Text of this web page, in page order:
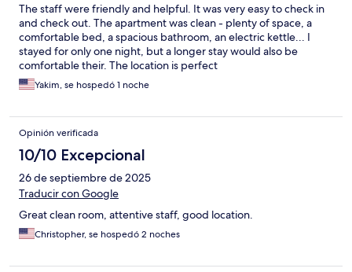
The staff were friendly and helpful. It was very easy to check in
and check out. The apartment was clean - plenty of space, a
comfortable bed, a spacious bathroom, an electric kettle... I
stayed for only one night, but a longer stay would also be
comfortable their. The location is perfect
Yakim, se hospedó 1 noche
Opinión verificada
10/10 Excepcional
26 de septiembre de 2025
Traducir con Google
Great clean room, attentive staff, good location.
Christopher, se hospedó 2 noches